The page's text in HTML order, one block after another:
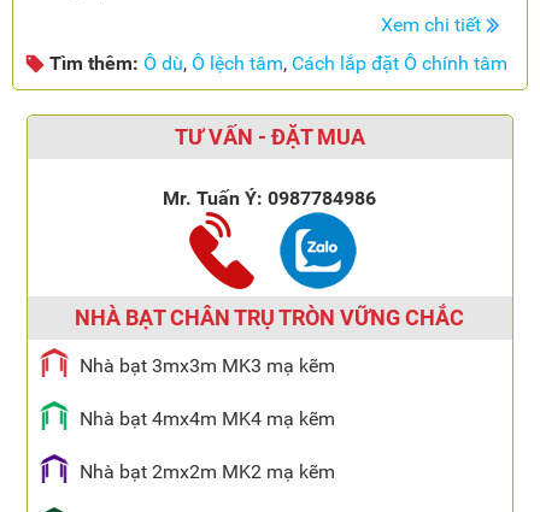
Xem chi tiết
Tìm thêm: Ô dù, Ô lệch tâm, Cách lắp đặt Ô chính tâm
TƯ VẤN - ĐẶT MUA
Mr. Tuấn Ý:0987784986
NHÀ BẠT CHÂN TRỤ TRÒN VỮNG CHẮC
Nhà bạt 3mx3m MK3 mạ kẽm
Nhà bạt 4mx4m MK4 mạ kẽm
Nhà bạt 2mx2m MK2 mạ kẽm